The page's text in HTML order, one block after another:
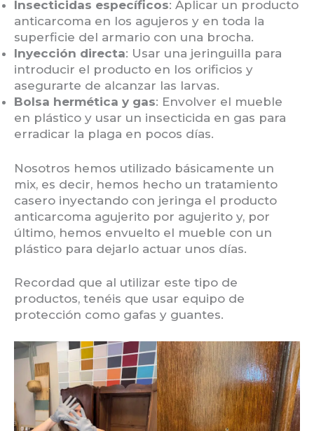
Insecticidas específicos: Aplicar un producto
anticarcoma en los agujeros y en toda la
superficie del armario con una brocha.
Inyección directa: Usar una jeringuilla para
introducir el producto en los orificios y
asegurarte de alcanzar las larvas.
Bolsa hermética y gas: Envolver el mueble
en plástico y usar un insecticida en gas para
erradicar la plaga en pocos días.
Nosotros hemos utilizado básicamente un
mix, es decir, hemos hecho un tratamiento
casero inyectando con jeringa el producto
anticarcoma agujerito por agujerito y, por
último, hemos envuelto el mueble con un
plástico para dejarlo actuar unos días.
Recordad que al utilizar este tipo de
productos, tenéis que usar equipo de
protección como gafas y guantes.